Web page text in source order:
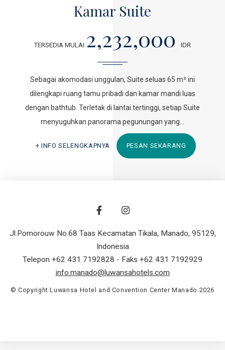
Kamar Suite
TERSEDIA MULAI 2,232,000 IDR
Sebagai akomodasi unggulan, Suite seluas 65 m² ini
dilengkapi ruang tamu pribadi dan kamar mandi luas
dengan bathtub. Terletak di lantai tertinggi, setiap Suite
menyuguhkan panorama pegunungan yang…
INFO SELENGKAPNYA PESAN SEKARANG
Jl.Pomorouw No.68 Taas Kecamatan Tikala, Manado, 95129,
Indonesia
Telepon +62 431 7192828 - Faks +62 431 7192929
info.manado@luwansahotels.com
© Copyright Luwansa Hotel and Convention Center Manado 2026